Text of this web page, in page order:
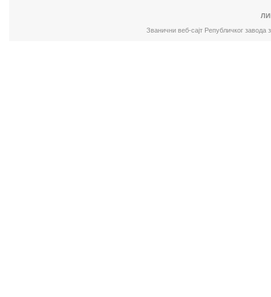
Званични веб-сајт Републичког